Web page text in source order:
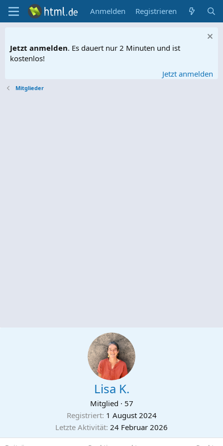
Anmelden Registrieren
Jetzt anmelden. Es dauert nur 2 Minuten und ist
kostenlos!
Jetzt anmelden
Mitglieder
Lisa K.
Mitglied · 57
Registriert 1 August 2024
Letzte Aktivität 24 Februar 2026